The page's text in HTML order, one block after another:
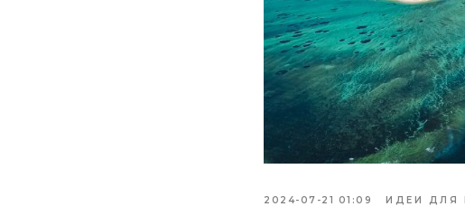
2024-07-21 01:09 ИДЕИ ДЛЯ